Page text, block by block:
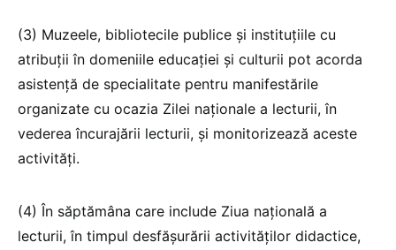
(3) Muzeele, bibliotecile publice și instituțiile cu
atribuții în domeniile educației și culturii pot acorda
asistență de specialitate pentru manifestările
organizate cu ocazia Zilei naționale a lecturii, în
vederea încurajării lecturii, și monitorizează aceste
activități.
(4) În săptămâna care include Ziua națională a
lecturii, în timpul desfășurării activităților didactice,